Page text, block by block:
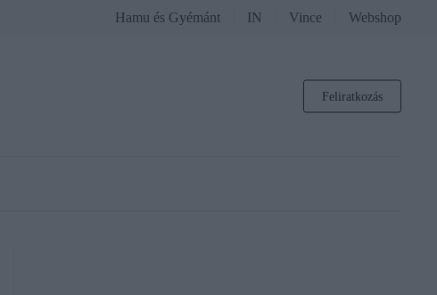
Hamu és Gyémánt IN Vince Webshop
Feliratkozás